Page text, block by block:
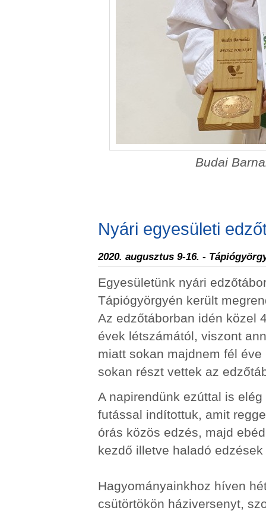
Budai
Nyári egyesületi
2020. augusztus 9-16. -
Egyesületünk nyári
Tápiógyörgyén került
Az edzőtáborban idén közel
évek létszámától, viszont
miatt sokan majdnem fél
sokan részt vettek az
A napirendünk ezúttal is
futással indítottuk, amit
órás közös edzés, majd
kezdő illetve haladó
Hagyományainkhoz híven
csütörtökön háziversenyt,